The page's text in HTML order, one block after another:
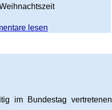
lesen
im Bundestag vertretenen